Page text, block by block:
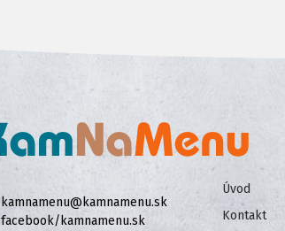
kamnamenu@kamnamenu.sk
facebook/kamnamenu.sk
Úvod
Kontakt